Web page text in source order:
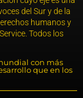
del Sur y de la
humanos y
Todos los
con más
que en los